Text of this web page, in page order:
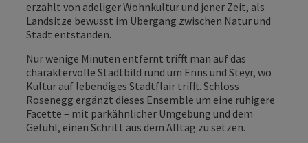
erzählt von adeliger Wohnkultur und jener Zeit, als
Landsitze bewusst im Übergang zwischen Natur und
Stadt entstanden.
Nur wenige Minuten entfernt trifft man auf das
charaktervolle Stadtbild rund um Enns und Steyr, wo
Kultur auf lebendiges Stadtflair trifft. Schloss
Rosenegg ergänzt dieses Ensemble um eine ruhigere
Facette – mit parkähnlicher Umgebung und dem
Gefühl, einen Schritt aus dem Alltag zu setzen.